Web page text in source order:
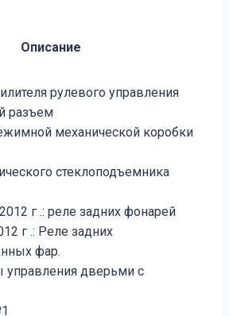
Описание
рулевого управления
разъем
механической коробки
стеклоподъемника
г .: реле задних фонарей
г .: Реле задних
фар.
управления дверьми с